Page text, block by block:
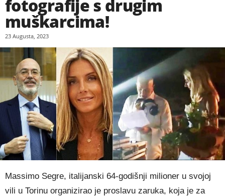
fotografije s drugim
muškarcima!
23 Augusta, 2023
Massimo Segre, italijanski 64-godišnji milioner u svojoj
vili u Torinu organizirao je proslavu zaruka, koja je za